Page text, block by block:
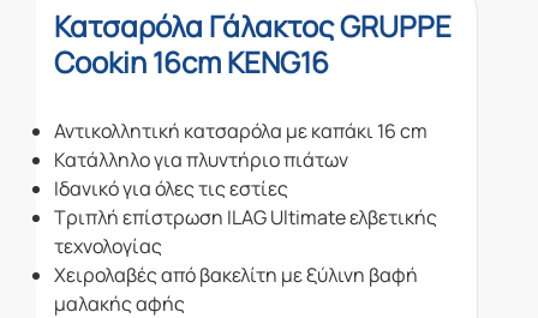
Κατσαρόλα Γάλακτος GRUPPE
Cookin 16cm KENG16
Αντικολλητική κατσαρόλα με καπάκι 16 cm
Κατάλληλο για πλυντήριο πιάτων
Ιδανικό για όλες τις εστίες
Τριπλή επίστρωση ILAG Ultimate ελβετικής
τεχνολογίας
Χειρολαβές από βακελίτη με ξύλινη βαφή
μαλακής αφής